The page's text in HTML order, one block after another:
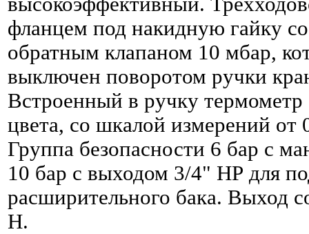
фланцем под накидную гайку
обратным клапаном 10 мбар,
выключен поворотом ручки
Встроенный в ручку термометр
цвета, со шкалой измерений от
Группа безопасности 6 бар с
10 бар с выходом 3/4" НР для
расширительного бака. Выход
Н.